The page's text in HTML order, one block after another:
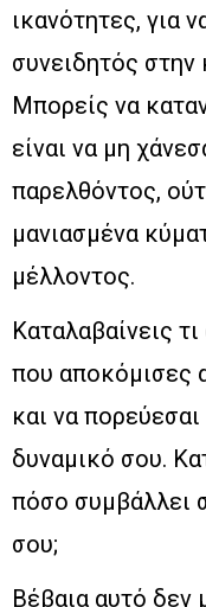
ικανότητες, για
συνειδητός στην
Μπορείς να
είναι να μη
παρελθόντος,
μανιασμένα
μέλλοντος.
Καταλαβαίνεις
που αποκόμισες
και να
δυναμικό σου.
πόσο συμβάλλει
σου;
Βέβαια αυτό δεν